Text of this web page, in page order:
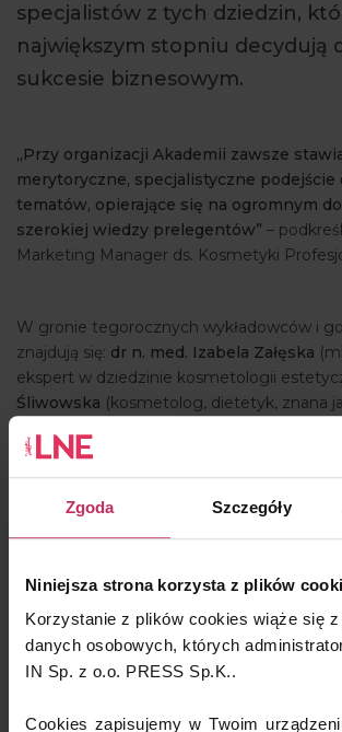
Zgoda Szczegóły
Niniejsza strona korzysta z plików
Korzystanie z plików cookies wiąże się
danych osobowych, których
IN Sp. z o.o. PRESS Sp.K..
Cookies zapisujemy w Twoim
specjalistów z tych dziedzin,
największym stopniu decydują
sukcesie biznesowym.
„Przy organizacji Akademii zawsze
merytoryczne, specjalistyczne podejście
tematów, opierające się na ogromnym
szerokiej wiedzy prelegentów” –
Marketing Manager ds. Kosmetyki
W gronie tegorocznych wykładowców i
znajdują się: dr n. med. Izabela Załęska
ekspert w dziedzinie kosmetologii
Śliwowska (kosmetolog, dietetyk, znana
zakresie zarządzania w branży beauty i
marek),Izabela Makosz(twórczyni sieci
i szkoleniowiec),
Anna Bier(wizażystka), a
Wszystkich profesjonalistów branży beauty
więc do Krakowa!
https://app.evenea.pl/event/